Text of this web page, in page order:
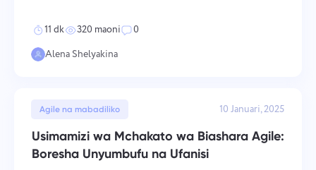
11 dk 320 maoni
0
Alena Shelyakina
Agile na mabadiliko 10 Januari, 2025
Usimamizi wa Mchakato wa Biashara Agile:
Boresha Unyumbufu na Ufanisi